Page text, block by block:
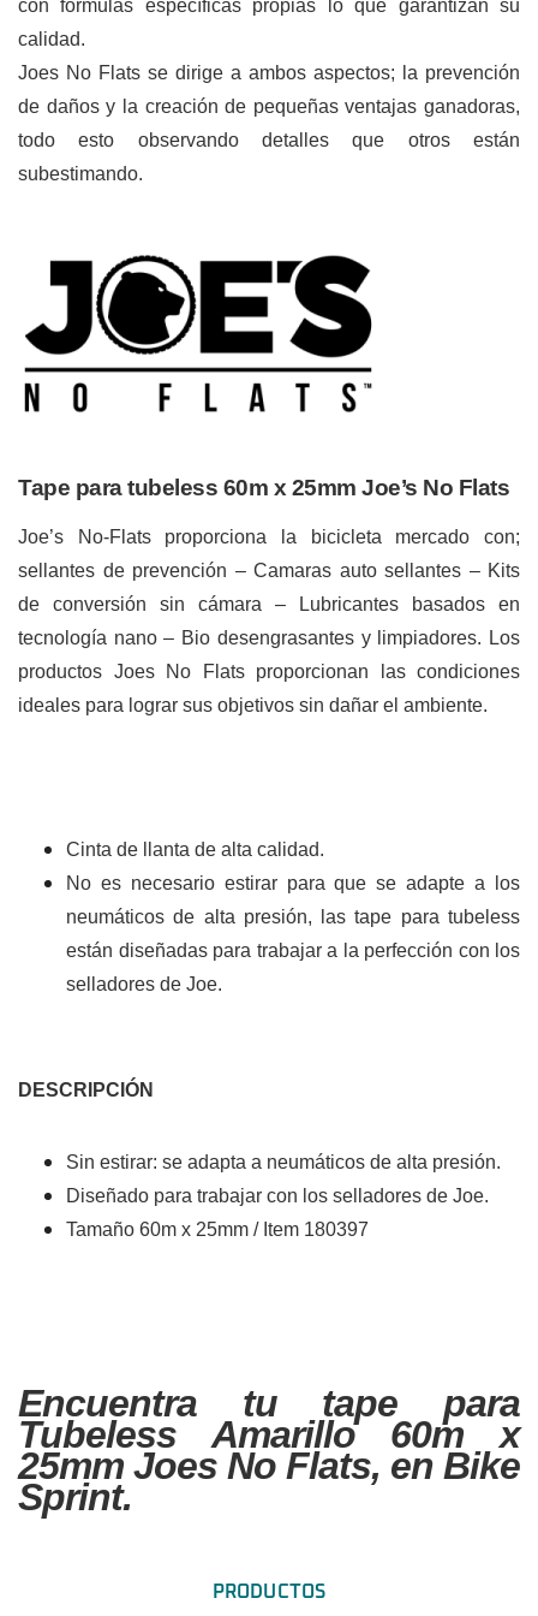
con fórmulas específicas propias lo que garantizan su
calidad.
Joes No Flats se dirige a ambos aspectos; la prevención
de daños y la creación de pequeñas ventajas ganadoras,
todo esto observando detalles que otros están
subestimando.
Tape para tubeless 60m x 25mm Joe’s No Flats
Joe’s No-Flats proporciona la bicicleta mercado con;
sellantes de prevención – Camaras auto sellantes – Kits
de conversión sin cámara – Lubricantes basados en
tecnología nano – Bio desengrasantes y limpiadores. Los
productos Joes No Flats proporcionan las condiciones
ideales para lograr sus objetivos sin dañar el ambiente.
Cinta de llanta de alta calidad.
No es necesario estirar para que se adapte a los
neumáticos de alta presión, las tape para tubeless
están diseñadas para trabajar a la perfección con los
selladores de Joe.
DESCRIPCIÓN
Sin estirar: se adapta a neumáticos de alta presión.
Diseñado para trabajar con los selladores de Joe.
Tamaño 60m x 25mm / Item 180397
Encuentra tu tape para
Tubeless Amarillo 60m x
25mm Joes No Flats, en Bike
Sprint.
PRODUCTOS